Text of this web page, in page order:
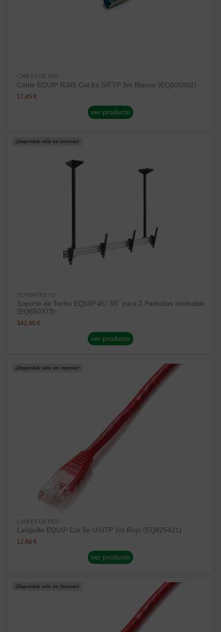
CABLES DE RED
Cable EQUIP RJ45 Cat.6a S/FTP 3m Blanco (EQ605802)
17,45 €
ver producto
¡Disponible sólo en Internet!
SOPORTES TV
Soporte de Techo EQUIP 45"-55" para 2 Pantallas Inclinable
(EQ650373)
342,40 €
ver producto
¡Disponible sólo en Internet!
CABLES DE RED
Latiguillo EQUIP Cat.5e U/UTP 2m Rojo (EQ825421)
12,60 €
ver producto
¡Disponible sólo en Internet!